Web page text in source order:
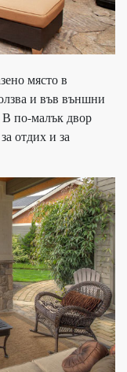
място в
и във външни
В по-малък двор
отдих и за